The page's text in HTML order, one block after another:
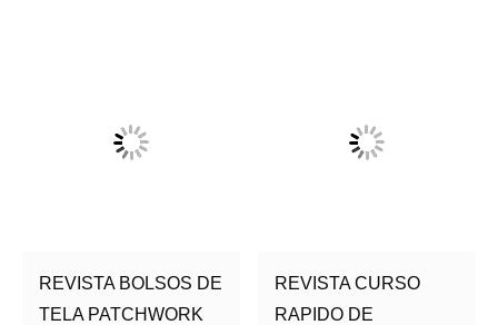
REVISTA BOLSOS DE
TELA PATCHWORK
REVISTA CURSO
RAPIDO DE